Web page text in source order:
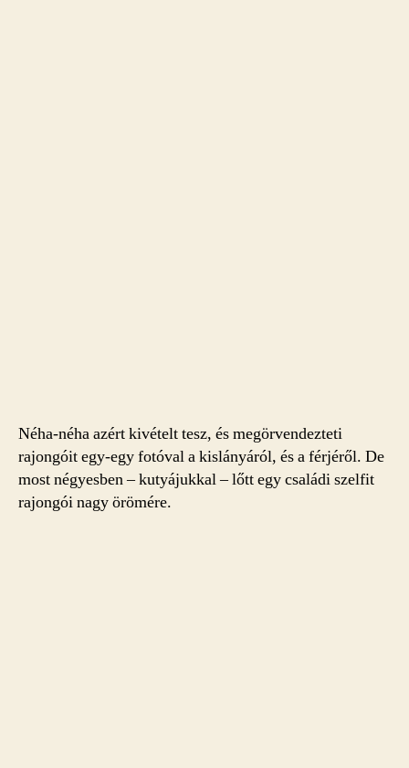
Néha-néha azért kivételt tesz, és megörvendezteti
rajongóit egy-egy fotóval a kislányáról, és a férjéről. De
most négyesben – kutyájukkal – lőtt egy családi szelfit
rajongói nagy örömére.